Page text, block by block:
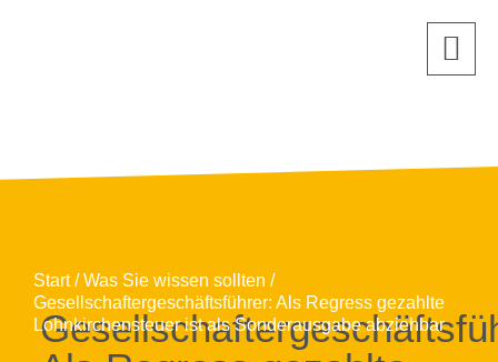
Start
Was Sie wissen sollten
Gesellschaftergeschäftsführer: Als Regress gezahlte
Lohnkirchensteuer ist als Sonderausgabe abziehbar